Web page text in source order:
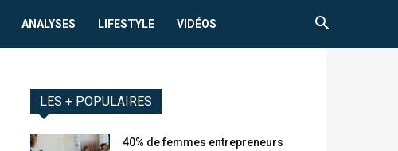
ANALYSES LIFESTYLE VIDÉOS
LES + POPULAIRES
40% de femmes entrepreneurs